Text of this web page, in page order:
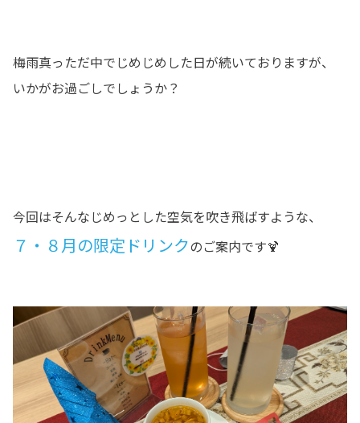
梅雨真っただ中でじめじめした日が続いておりますが、
いかがお過ごしでしょうか？
今回はそんなじめっとした空気を吹き飛ばすような、
７・８月の限定ドリンクのご案内です🍹